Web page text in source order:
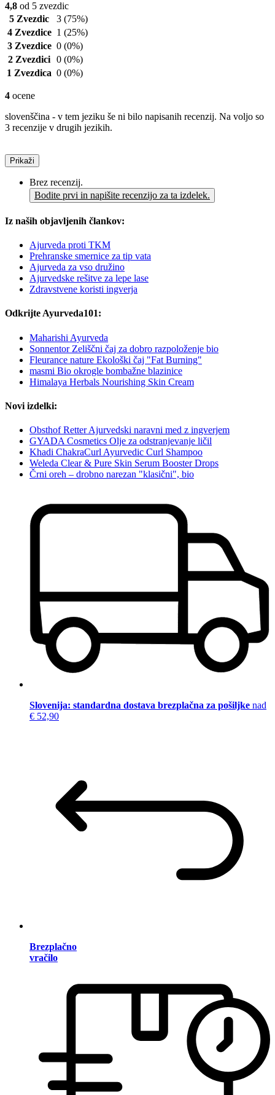
4,8 od 5 zvezdic
5 Zvezdic
3 (75%)
4 Zvezdice 1 (25%)
3 Zvezdice 0 (0%)
2 Zvezdici 0 (0%)
1 Zvezdica 0 (0%)
4 ocene
slovenščina - v tem jeziku še ni bilo napisanih recenzij. Na voljo so
3 recenzije v drugih jezikih.
Prikaži
Brez recenzij.
Bodite prvi in napišite recenzijo za ta izdelek.
Iz naših objavljenih člankov:
Ajurveda proti TKM
Prehranske smernice za tip vata
Ajurveda za vso družino
Ajurvedske rešitve za lepe lase
Zdravstvene koristi ingverja
Odkrijte Ayurveda101:
Maharishi Ayurveda
Sonnentor Zeliščni čaj za dobro razpoloženje bio
Fleurance nature Ekološki čaj "Fat Burning"
masmi Bio okrogle bombažne blazinice
Himalaya Herbals Nourishing Skin Cream
Novi izdelki:
Obsthof Retter Ajurvedski naravni med z ingverjem
GYADA Cosmetics Olje za odstranjevanje ličil
Khadi ChakraCurl Ayurvedic Curl Shampoo
Weleda Clear & Pure Skin Serum Booster Drops
Črni oreh – drobno narezan "klasični", bio
Slovenija: standardna dostava brezplačna za pošiljke nad
€ 52,90
Brezplačno
vračilo